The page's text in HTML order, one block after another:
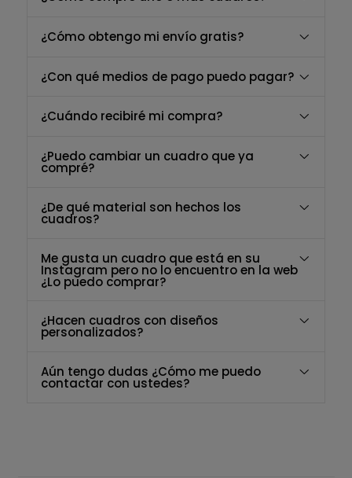
¿Cómo obtengo mi envío gratis?
¿Con qué medios de pago puedo pagar?
¿Cuándo recibiré mi compra?
¿Puedo cambiar un cuadro que ya
compré?
¿De qué material son hechos los
cuadros?
Me gusta un cuadro que está en su
Instagram pero no lo encuentro en la web
¿Lo puedo comprar?
¿Hacen cuadros con diseños
personalizados?
Aún tengo dudas ¿Cómo me puedo
contactar con ustedes?